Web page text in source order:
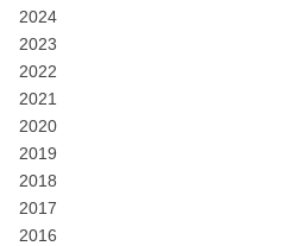
2024
2023
2022
2021
2020
2019
2018
2017
2016